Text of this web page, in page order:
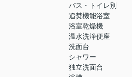
バス・トイレ別
追焚機能浴室
浴室乾燥機
温水洗浄便座
洗面台
シャワー
独立洗面台